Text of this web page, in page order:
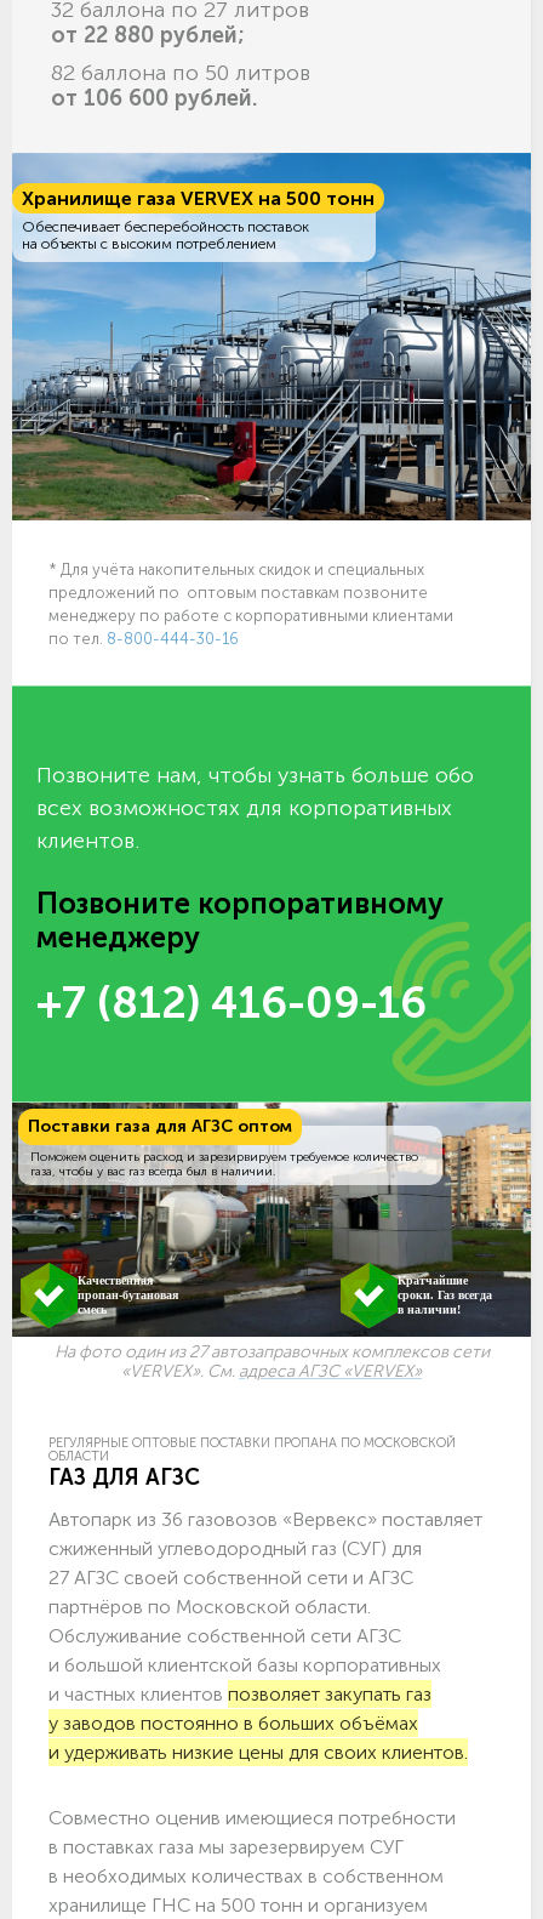
32 баллона по 27 литров
от 22 880 рублей;
82 баллона по 50 литров
от 106 600 рублей.
Хранилище газа VERVEX на 500 тонн
Обеспечивает бесперебойность поставок
на объекты с высоким потреблением
* Для учёта накопительных скидок и специальных
предложений по оптовым поставкам позвоните
менеджеру по работе с корпоративными клиентами
по тел. 8-800-444-30-16
Позвоните нам, чтобы узнать больше обо
всех возможностях для корпоративных
клиентов.
Позвоните корпоративному
менеджеру
+7 (812) 416-09-16
Поставки газа для АГЗС оптом
Поможем оценить расход и зарезирвируем требуемое количество
газа, чтобы у вас газ всегда был в наличии.
Качественная
пропан-бутановая
смесь
Кратчайшие
сроки. Газ всегда
в наличии!
На фото один из 27 автозаправочных комплексов сети
«VERVEX». См. адреса АГЗС «VERVEX»
РЕГУЛЯРНЫЕ ОПТОВЫЕ ПОСТАВКИ ПРОПАНА ПО МОСКОВСКОЙ
ОБЛАСТИ
ГАЗ ДЛЯ АГЗС
Автопарк из 36 газовозов «Вервекс» поставляет
сжиженный углеводородный газ (СУГ) для
27 АГЗС своей собственной сети и АГЗС
партнёров по Московской области.
Обслуживание собственной сети АГЗС
и большой клиентской базы корпоративных
и частных клиентов позволяет закупать газ
у заводов постоянно в больших объёмах
и удерживать низкие цены для своих клиентов.
Совместно оценив имеющиеся потребности
в поставках газа мы зарезервируем СУГ
в необходимых количествах в собственном
хранилище ГНС на 500 тонн и организуем